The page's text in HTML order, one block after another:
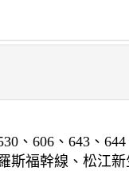
、606、643、644
斯福幹線、松江